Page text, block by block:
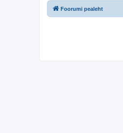
Foorumi pealeht